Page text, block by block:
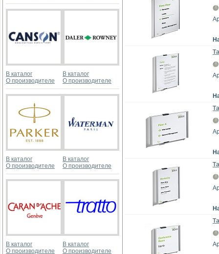
В каталог
О производителе
В каталог
О производителе
В каталог
О производителе
В каталог
О производителе
В каталог
О производителе
В каталог
О производителе